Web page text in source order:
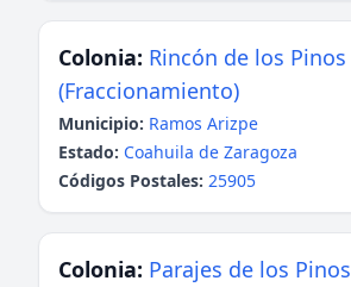
Colonia: Rincón de los Pinos
(Fraccionamiento)
Municipio: Ramos Arizpe
Estado: Coahuila de Zaragoza
Códigos Postales: 25905
Colonia: Parajes de los Pinos